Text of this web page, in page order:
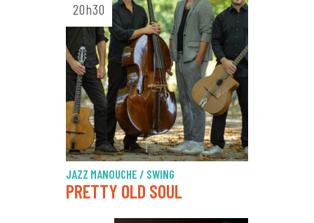
20h30
JAZZ MANOUCHE / SWING
PRETTY OLD SOUL